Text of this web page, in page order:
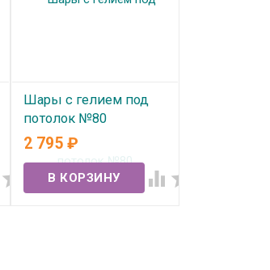

Шары с гелием под
потолок №80
В наличии
2 795₽
 